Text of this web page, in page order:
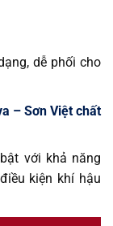
dễ phối cho
– Sơn Việt chất
với khả năng
kiện khí hậu